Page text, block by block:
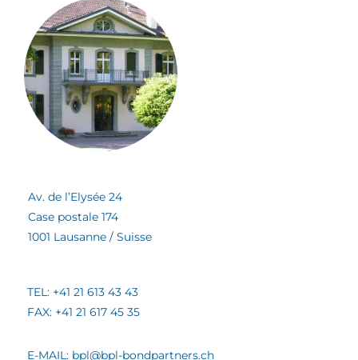
Av. de l’Elysée 24
Case postale 174
1001 Lausanne / Suisse
TEL: +41 21 613 43 43
FAX: +41 21 617 45 35
E-MAIL: bpl@bpl-bondpartners.ch